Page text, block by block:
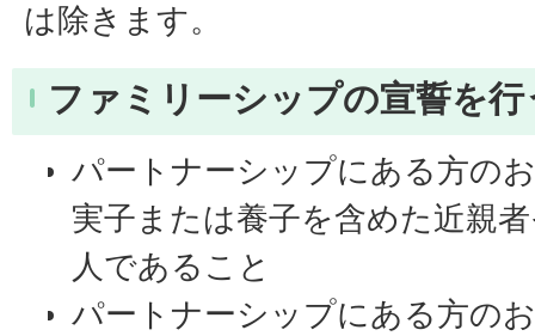
は除きます。
ファミリーシップの宣誓を
パートナーシップにある方の
実子または養子を含めた近親
人であること
パートナーシップにある方の